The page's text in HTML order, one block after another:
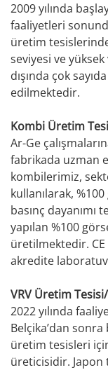
2009 yılında
faaliyetleri
üretim
seviyesi ve
dışında çok
edilmektedir.
Kombi Üretim
Ar-Ge
fabrikada uzman
kombilerimiz,
kullanılarak,
basınç
yapılan %100
üretilmektedir. CE
akredite
VRV Üretim
2022 yılında
Belçika’dan
üretim tesisleri
üreticisidir. Japon